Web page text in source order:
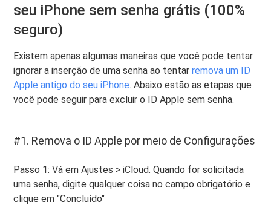
seu iPhone sem senha grátis (100%
seguro)
Existem apenas algumas maneiras que você pode tentar
ignorar a inserção de uma senha ao tentarremova um ID
Apple antigo do seu iPhone. Abaixo estão as etapas que
você pode seguir para excluir o ID Apple sem senha.
#1. Remova o ID Apple por meio de Configurações
Passo 1: Vá em Ajustes > iCloud. Quando for solicitada
uma senha, digite qualquer coisa no campo obrigatório e
clique em "Concluído"